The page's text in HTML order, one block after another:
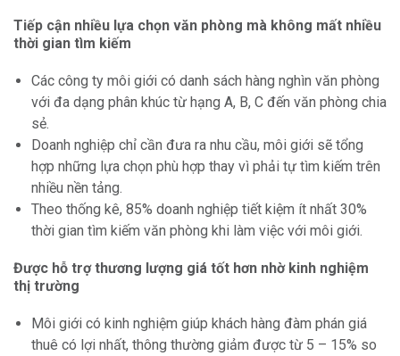
Tiếp cận nhiều lựa chọn văn phòng mà không mất nhiều
thời gian tìm kiếm
Các công ty môi giới có danh sách hàng nghìn văn phòng
với đa dạng phân khúc từ hạng A, B, C đến văn phòng chia
sẻ.
Doanh nghiệp chỉ cần đưa ra nhu cầu, môi giới sẽ tổng
hợp những lựa chọn phù hợp thay vì phải tự tìm kiếm trên
nhiều nền tảng.
Theo thống kê, 85% doanh nghiệp tiết kiệm ít nhất 30%
thời gian tìm kiếm văn phòng khi làm việc với môi giới.
Được hỗ trợ thương lượng giá tốt hơn nhờ kinh nghiệm
thị trường
Môi giới có kinh nghiệm giúp khách hàng đàm phán giá
thuê có lợi nhất, thông thường giảm được từ 5 – 15% so